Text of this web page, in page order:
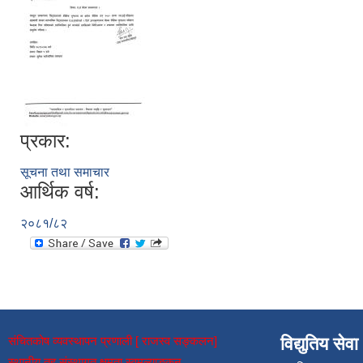
प्रकार:
सूचना तथा समाचार
आर्थिक वर्ष:
२०८१/८२
संचितकोष व्यवस्थापन प्रणाली [ राजस्व सङ्कलन]
विद्युतिय सेवा